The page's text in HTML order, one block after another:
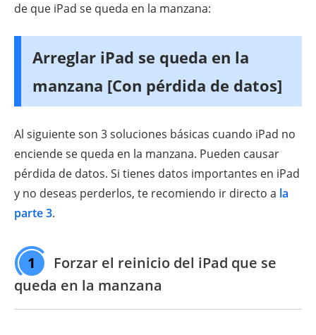
de que iPad se queda en la manzana:
Arreglar iPad se queda en la
manzana [Con pérdida de datos]
Al siguiente son 3 soluciones básicas cuando iPad no
enciende se queda en la manzana. Pueden causar
pérdida de datos. Si tienes datos importantes en iPad
y no deseas perderlos, te recomiendo ir directo a la
parte 3.
1
Forzar el reinicio del iPad que se
queda en la manzana